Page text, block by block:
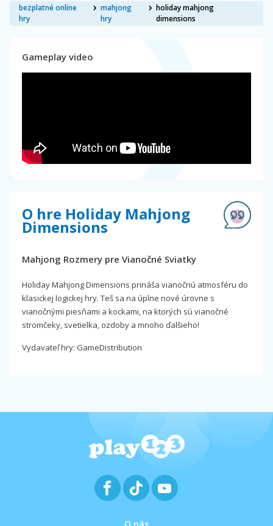
bezplatné online
hry
mahjong
hry
holiday mahjong
dimensions
Gameplay video
O hre Holiday Mahjong
Dimensions
Mahjong Rozmery pre Vianočné Sviatky
Holiday Mahjong Dimensions prináša vianočnú atmosféru do
klasickej logickej hry. Teš sa na úplne nové úrovne s
vianočnými piesňami a kockami, na ktorých sú vianočné
stromčeky, svetielka, ozdoby a mnoho ďalšieho!
Vydavateľ hry: GameDistribution